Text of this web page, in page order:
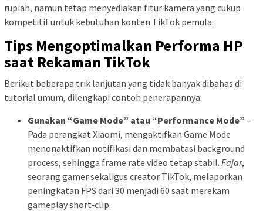
rupiah, namun tetap menyediakan fitur kamera yang cukup
kompetitif untuk kebutuhan konten TikTok pemula.
Tips Mengoptimalkan Performa HP
saat Rekaman TikTok
Berikut beberapa trik lanjutan yang tidak banyak dibahas di
tutorial umum, dilengkapi contoh penerapannya:
Gunakan “Game Mode” atau “Performance Mode” –
Pada perangkat Xiaomi, mengaktifkan Game Mode
menonaktifkan notifikasi dan membatasi background
process, sehingga frame rate video tetap stabil. Fajar,
seorang gamer sekaligus creator TikTok, melaporkan
peningkatan FPS dari 30 menjadi 60 saat merekam
gameplay short‑clip.